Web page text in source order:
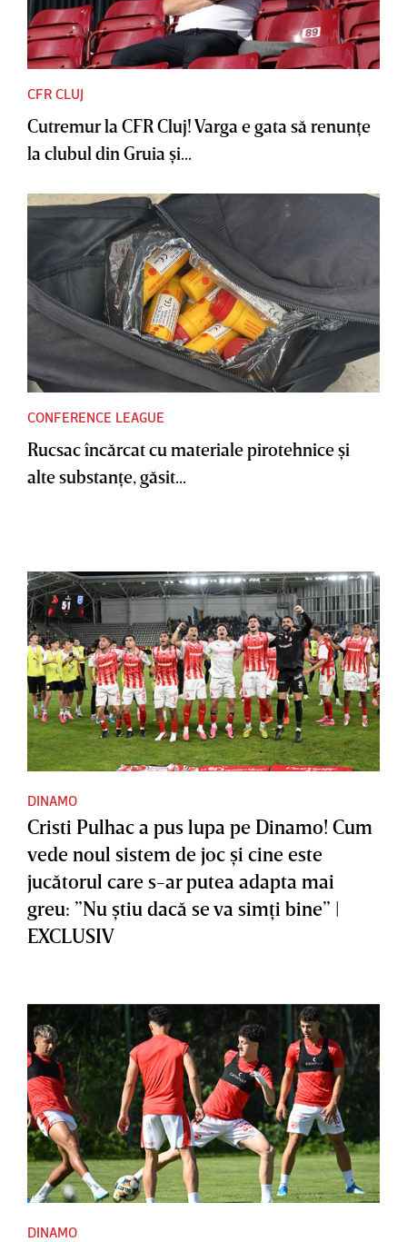
CFR CLUJ
Cutremur la CFR Cluj! Varga e gata să renunţe
la clubul din Gruia şi...
CONFERENCE LEAGUE
Rucsac încărcat cu materiale pirotehnice şi
alte substanţe, găsit...
DINAMO
Cristi Pulhac a pus lupa pe Dinamo! Cum
vede noul sistem de joc şi cine este
jucătorul care s-ar putea adapta mai
greu: ”Nu ştiu dacă se va simţi bine” |
EXCLUSIV
DINAMO